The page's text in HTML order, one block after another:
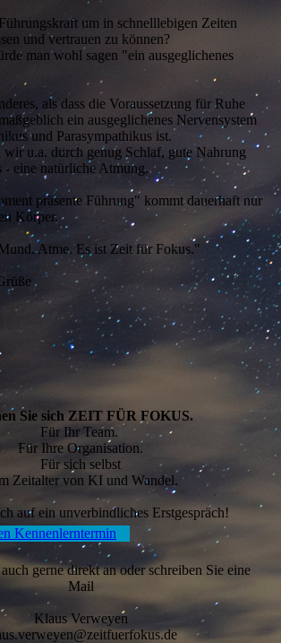
um in schnelllebigen Zeiten
und vertrauen zu können?
man wohl sagen "ein ausgeglichenes
als dass die Voraussetzung für Ruhe
ein ausgeglichenes Nervensystem
und Parasympathikus ist.
wir u.a. durch genug Schlaf, gute Nahrung
- eine natürliche Atmung.
präsente Führung" kommt dauerhaft nur
Körper.
Atme. Es ist Zeit für Fokus."
Sie sich ZEIT FÜR FOKUS.
Für Ihr Team.
Für Ihre Organisation.
Für sich selbst
Zeitalter von KI und Wandel.
auf ein unverbindliches Erstgespräch!
Kennenlerntermin
gerne direkt an oder schreiben Sie eine
Mail
Klaus Verweyen